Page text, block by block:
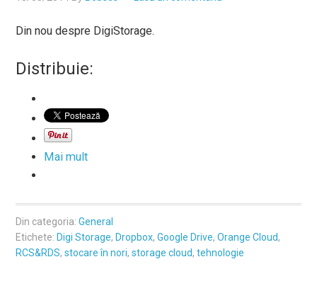
Din nou despre DigiStorage.
Distribuie:
Mai mult
Din categoria:General
Etichete: Digi Storage, Dropbox,Google Drive,Orange Cloud,
RCS&RDS,stocare în nori,storage cloud,tehnologie